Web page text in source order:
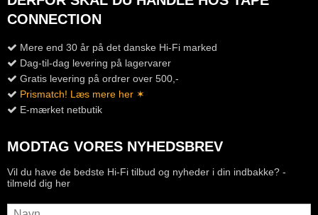
CONNECTION
Mere end 30 år på det danske Hi-Fi marked
Dag-til-dag levering på lagervarer
Gratis levering på ordrer over 500,-
Prismatch! Læs mere her ✶
E-mærket netbutik
MODTAG VORES NYHEDSBREV
Vil du have de bedste Hi-Fi tilbud og nyheder i din indbakke? -
tilmeld dig her